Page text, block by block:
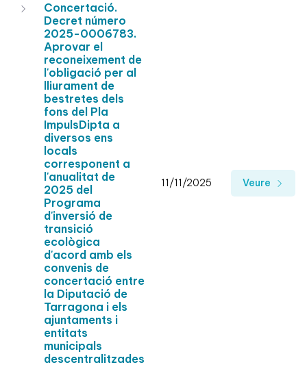
Concertació.
Decret número
2025-0006783.
Aprovar el
reconeixement de
l'obligació per al
lliurament de
bestretes dels
fons del Pla
ImpulsDipta a
diversos ens
locals
corresponent a
l'anualitat de
2025 del
Programa
d'inversió de
transició
ecològica
d'acord amb els
convenis de
concertació entre
la Diputació de
Tarragona i els
ajuntaments i
entitats
municipals
descentralitzades
11/11/2025 Veure